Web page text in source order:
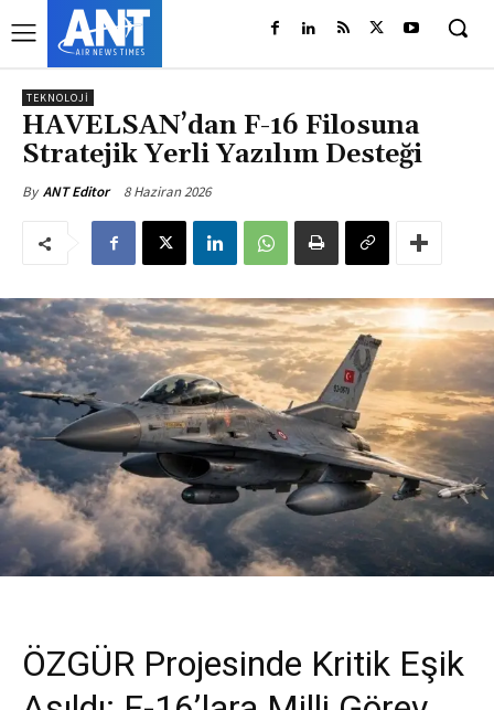
TEKNOLOJI
HAVELSAN’dan F-16 Filosuna
Stratejik Yerli Yazılım Desteği
By ANT Editor 8 Haziran 2026
ÖZGÜR Projesinde Kritik Eşik